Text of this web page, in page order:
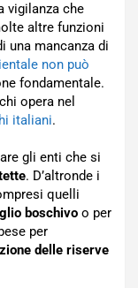
vigilanza che
altre funzioni
una mancanza di
non può
fondamentale.
opera nel
italiani.
gli enti che si
. D’altronde i
quelli
boschivo o per
per
delle riserve